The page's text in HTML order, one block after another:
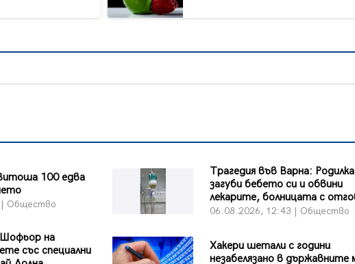
100 едва
| Общество
Трагедия във Варна: Родилка
загуби бебето си и обвини
лекарите, болницата с
06.08.2026, 12:43 | Общество
на
със специални
Хакери шетали с години
незабелязано в държавните